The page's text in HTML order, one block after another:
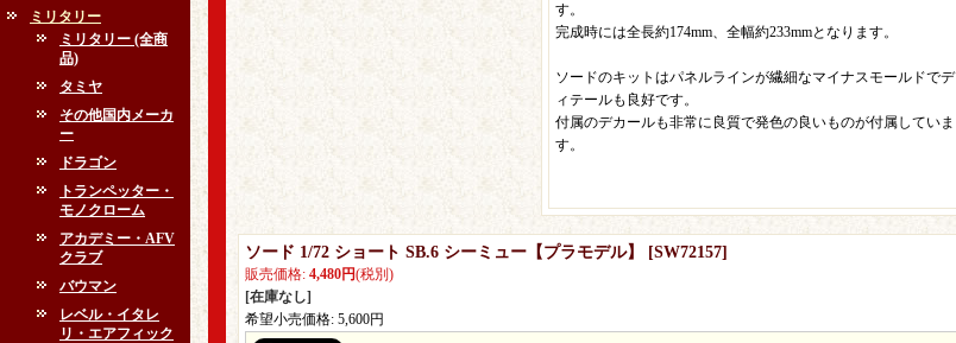
ミリタリー
ミリタリー (全商
品)
タミヤ
その他国内メーカ
ー
ドラゴン
トランペッター・
モノクローム
アカデミー・AFV
クラブ
バウマン
レベル・イタレ
リ・エアフィック
す。
完成時には全長約174mm、全幅約233mmとなります。
ソードのキットはパネルラインが繊細なマイナスモールドでデ
ィテールも良好です。
付属のデカールも非常に良質で発色の良いものが付属していま
す。
ソード 1/72 ショート SB.6 シーミュー【プラモデル】 [SW72157]
販売価格: 4,480円(税別)
[在庫なし]
希望小売価格: 5,600円